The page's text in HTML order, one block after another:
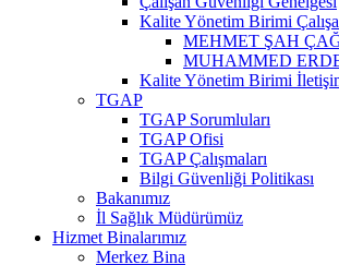
Kalite Yönetim Birimi
MEHMET ŞAH
MUHAMMED
Kalite Yönetim Birimi
TGAP
TGAP Sorumluları
TGAP Ofisi
TGAP Çalışmaları
Bilgi Güvenliği Politikası
Bakanımız
İl Sağlık Müdürümüz
Hizmet Binalarımız
Merkez Bina